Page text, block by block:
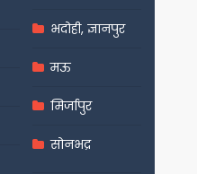
भदोही, ज्ञानपुर
मऊ
मिर्जापुर
सोनभद्र